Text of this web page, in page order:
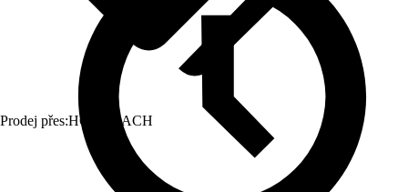
Prodej přes:HORNBACH